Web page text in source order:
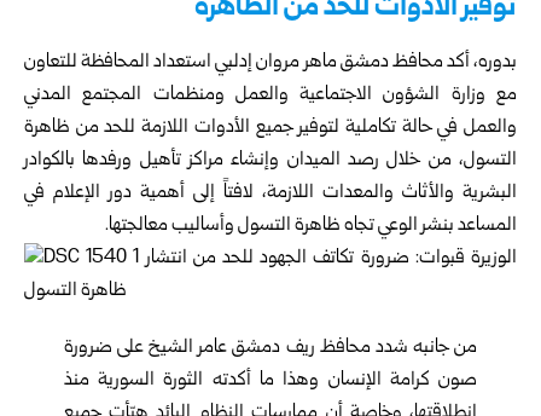
توفير الأدوات للحد من الظاهرة
بدوره، أكد محافظ دمشق ماهر مروان إدلبي استعداد المحافظة للتعاون
مع وزارة الشؤون الاجتماعية والعمل ومنظمات المجتمع المدني
والعمل في حالة تكاملية لتوفير جميع الأدوات اللازمة للحد من ظاهرة
التسول، من خلال رصد الميدان وإنشاء مراكز تأهيل ورفدها بالكوادر
البشرية والأثاث والمعدات اللازمة، لافتاً إلى أهمية دور الإعلام في
المساعد بنشر الوعي تجاه ظاهرة التسول وأساليب معالجتها.
من جانبه شدد محافظ ريف دمشق عامر الشيخ على ضرورة
صون كرامة الإنسان وهذا ما أكدته الثورة السورية منذ